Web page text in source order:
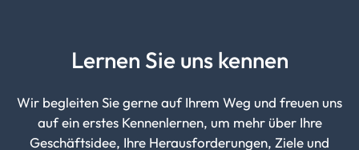
Lernen Sie uns kennen
Wir begleiten Sie gerne auf Ihrem Weg und freuen uns
auf ein erstes Kennenlernen, um mehr über Ihre
Geschäftsidee, Ihre Herausforderungen, Ziele und